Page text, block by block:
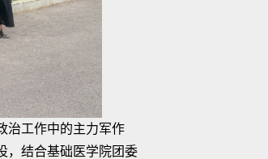
治工作中的主力军作
，结合基础医学院团委